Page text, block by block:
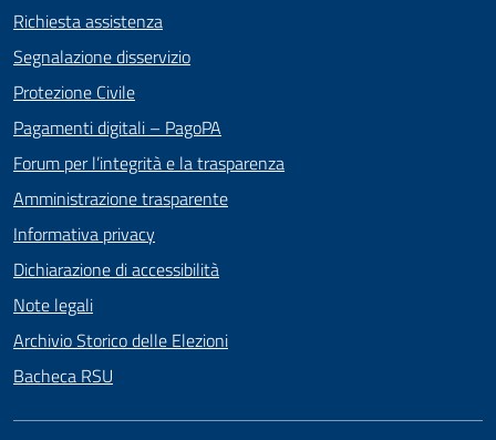
Richiesta assistenza
Segnalazione disservizio
Protezione Civile
Pagamenti digitali – PagoPA
Forum per l’integrità e la trasparenza
Amministrazione trasparente
Informativa privacy
Dichiarazione di accessibilità
Note legali
Archivio Storico delle Elezioni
Bacheca RSU